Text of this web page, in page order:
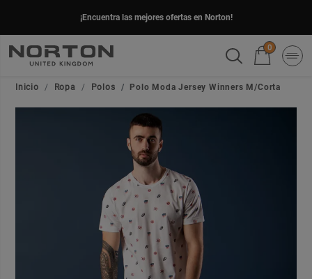
¡Encuentra las mejores ofertas en Norton!
0
Inicio Ropa Polos Polo Moda Jersey Winners M/Corta